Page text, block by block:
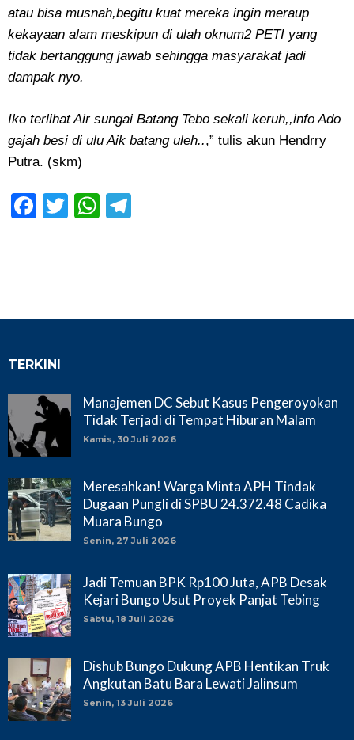
atau bisa musnah,begitu kuat mereka ingin meraup
kekayaan alam meskipun di ulah oknum2 PETI yang
tidak bertanggung jawab sehingga masyarakat jadi
dampak nyo.
Iko terlihat Air sungai Batang Tebo sekali keruh,,info Ado
gajah besi di ulu Aik batang uleh..,” tulis akun Hendrry
Putra. (skm)
Facebook
TwitterWhatsApp
TERKINI
Manajemen DC Sebut Kasus Pengeroyokan
Tidak Terjadi di Tempat Hiburan Malam
Kamis, 30 Juli 2026
Meresahkan! Warga Minta APH Tindak
Dugaan Pungli di SPBU 24.372.48 Cadika
Muara Bungo
Senin, 27 Juli 2026
Jadi Temuan BPK Rp100 Juta, APB Desak
Kejari Bungo Usut Proyek Panjat Tebing
Sabtu, 18 Juli 2026
Dishub Bungo Dukung APB Hentikan Truk
Angkutan Batu Bara Lewati Jalinsum
Senin, 13 Juli 2026